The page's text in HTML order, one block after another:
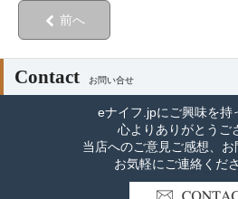
前へ
Contact お問い合せ
eナイフ.jpにご興味を持
心よりありがとうご
当店へのご意見ご感想、
お気軽にご連絡くだ